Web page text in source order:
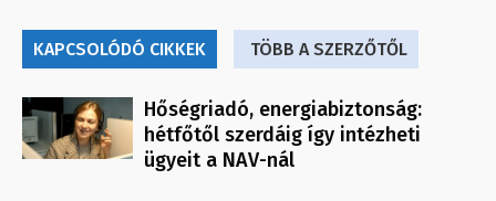
KAPCSOLÓDÓ CIKKEK TÖBB A SZERZŐTŐL
Hőségriadó, energiabiztonság:
hétfőtől szerdáig így intézheti
ügyeit a NAV-nál